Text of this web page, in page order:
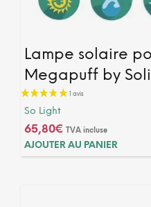
Lampe solaire
Megapuff by
So Light
65,80€ TVA incluse
AJOUTER AU PANIER